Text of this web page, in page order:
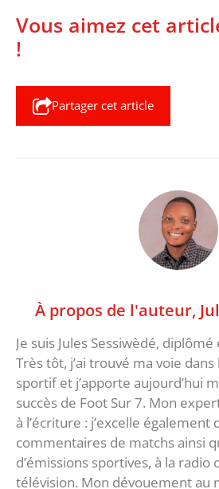
Vous aimez cet
!
Partager cet article
À propos de l'auteur,
Je suis Jules Sessiwèdé,
Très tôt, j’ai trouvé ma voie
sportif et j’apporte aujourd’hui
succès de Foot Sur 7. Mon
à l’écriture : j’excelle également
commentaires de matchs ainsi
d’émissions sportives, à la radio
télévision. Mon dévouement au